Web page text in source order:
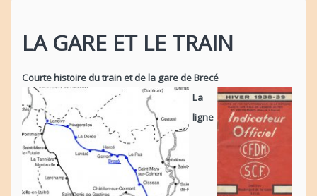
LA GARE ET LE TRAIN
Courte histoire du train et de la gare de Brecé
La
ligne